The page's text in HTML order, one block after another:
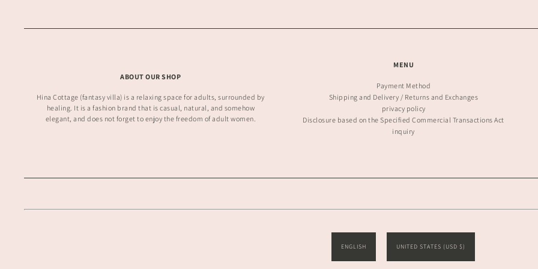
ABOUT OUR SHOP
Hina Cottage (fantasy villa) is a relaxing space for adults, surrounded by
healing. It is a fashion brand that is casual, natural, and somehow
elegant, and does not forget to enjoy the freedom of adult women.
MENU
Payment Method
Shipping and Delivery / Returns and Exchanges
privacy policy
Disclosure based on the Specified Commercial Transactions Act
inquiry
ENGLISH UNITED STATES (USD $)